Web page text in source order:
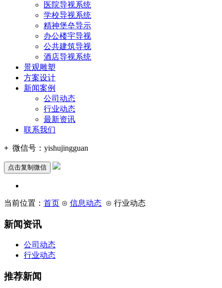
医院导视系统
学校导视系统
精神堡垒导示
办公楼宇导视
公共建筑导视
酒店导视系统
景观雕塑
方案设计
新闻案例
公司动态
行业动态
最新资讯
联系我们
+ 微信号： yishujingguan
点击复制微信
当前位置： 首页 ⊙ 信息动态 ⊙ 行业动态
新闻资讯
公司动态
行业动态
推荐新闻